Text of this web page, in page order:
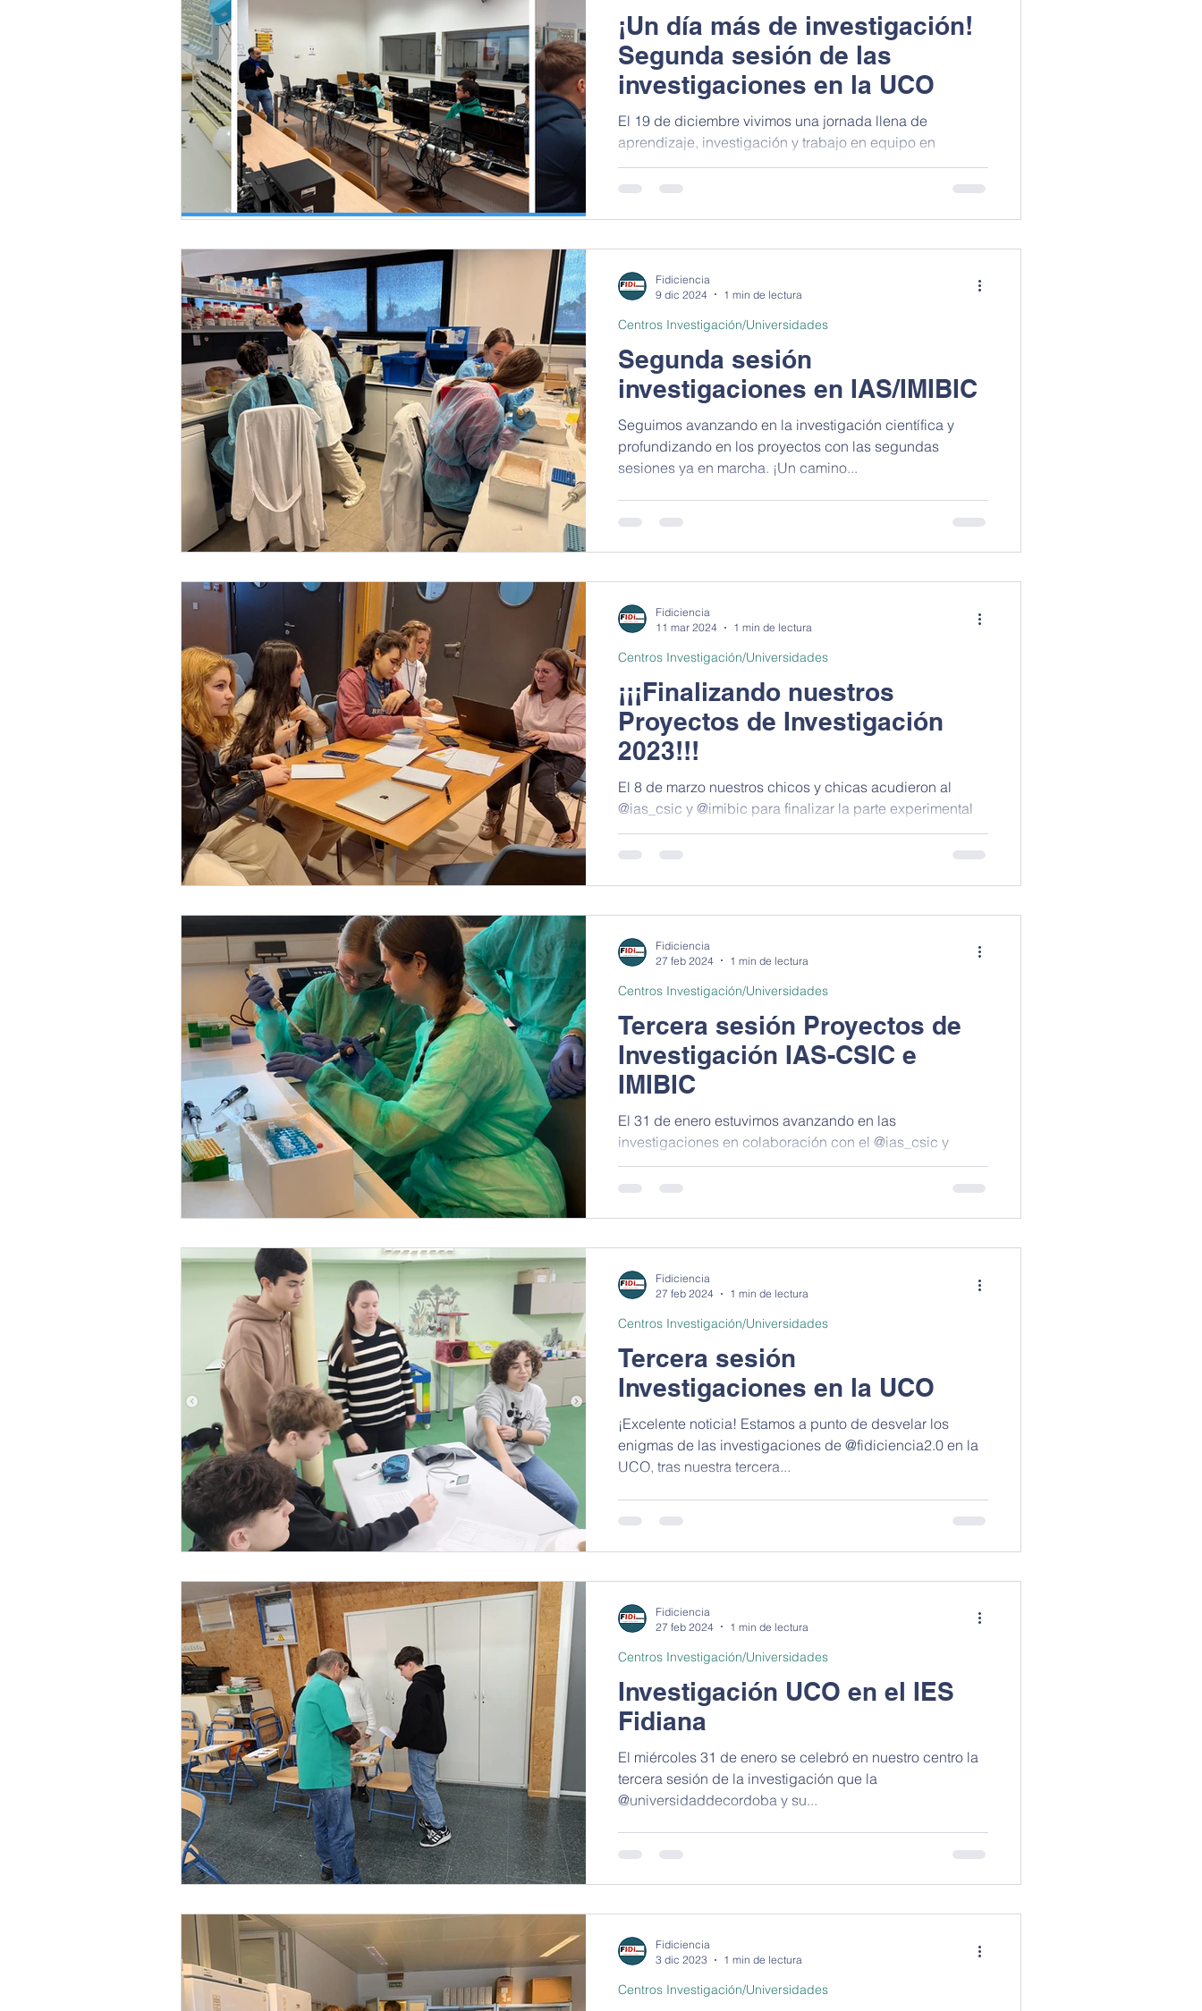
¡Un día más de investigación!
Segunda sesión de las
investigaciones en la UCO
El 19 de diciembre vivimos una jornada llena de
aprendizaje, investigación y trabajo en equipo en
interesantes proyectos en la...
Segunda sesión
investigaciones en IAS/IMIBIC
Seguimos avanzando en la investigación científica y
profundizando en los proyectos con las segundas
sesiones ya en marcha. ¡Un camino...
Centros Investigación/Universidades
Fidiciencia
9 dic 2024
1 min de lectura
¡¡¡Finalizando nuestros
Proyectos de Investigación
2023!!!
El 8 de marzo nuestros chicos y chicas acudieron al
@ias_csic y @imibic para finalizar la parte experimental
de sus proyectos e iniciar...
Centros Investigación/Universidades
Fidiciencia
11 mar 2024
1 min de lectura
Tercera sesión Proyectos de
Investigación IAS-CSIC e
IMIBIC
El 31 de enero estuvimos avanzando en las
investigaciones en colaboración con el @ias_csic y
@imibic. Es un honor participar cada año en...
Centros Investigación/Universidades
Fidiciencia
27 feb 2024
1 min de lectura
Tercera sesión
Investigaciones en la UCO
¡Excelente noticia! Estamos a punto de desvelar los
enigmas de las investigaciones de @fidiciencia2.0 en la
UCO, tras nuestra tercera...
Centros Investigación/Universidades
Fidiciencia
27 feb 2024
1 min de lectura
Investigación UCO en el IES
Fidiana
El miércoles 31 de enero se celebró en nuestro centro la
tercera sesión de la investigación que la
@universidaddecordoba y su...
Centros Investigación/Universidades
Fidiciencia
27 feb 2024
1 min de lectura
Centros Investigación/Universidades
Fidiciencia
3 dic 2023
1 min de lectura